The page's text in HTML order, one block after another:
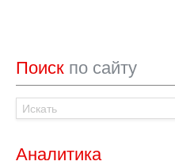
Поиск по сайту
Аналитика